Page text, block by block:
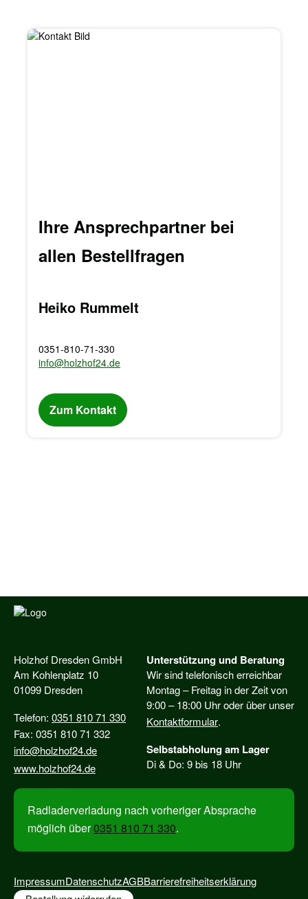
Ihre Ansprechpartner bei
allen Bestellfragen
Heiko Rummelt
0351-810-71-330
info@holzhof24.de
Zum Kontakt
Holzhof Dresden GmbH
Am Kohlenplatz 10
01099 Dresden
Telefon: 0351 810 71 330
Fax: 0351 810 71 332
info@holzhof24.de
www.holzhof24.de
Unterstützung und Beratung
Wir sind telefonisch erreichbar
Montag – Freitag in der Zeit von
9:00 – 18:00 Uhr oder über unser
Kontaktformular.
Selbstabholung am Lager
Di & Do: 9 bis 18 Uhr
Radladerverladung nach vorheriger Absprache
möglich über0351 810 71 330.
ImpressumDatenschutzAGBBarrierefreiheitserklärung